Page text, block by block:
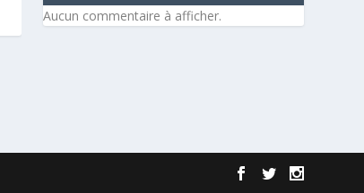
Aucun commentaire à afficher.